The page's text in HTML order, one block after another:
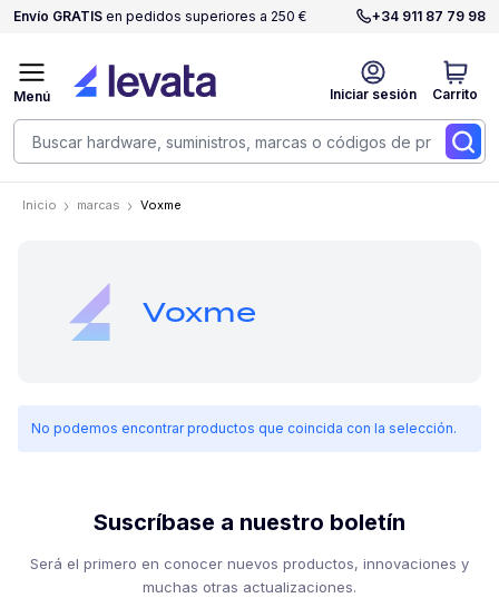
Envío GRATIS en pedidos superiores a 250 € +34 911 87 79 98
Iniciar sesión Carrito
Menú
Inicio marcas Voxme
Voxme
No podemos encontrar productos que coincida con la selección.
Suscríbase a nuestro boletín
Será el primero en conocer nuevos productos, innovaciones y
muchas otras actualizaciones.